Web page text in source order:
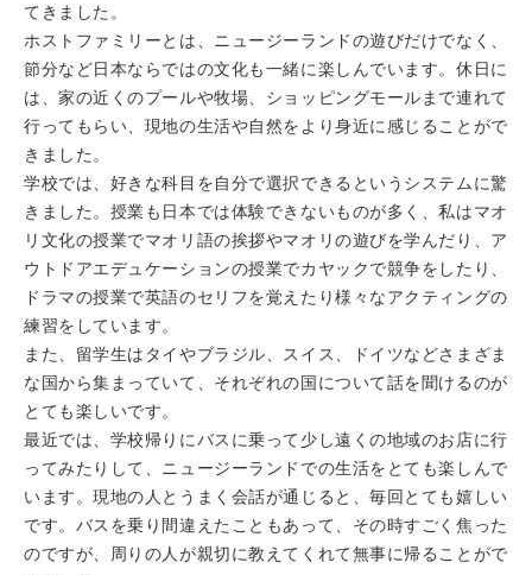
てきました。
ホストファミリーとは、ニュージーランドの遊びだけでなく、
節分など日本ならではの文化も一緒に楽しんでいます。休日に
は、家の近くのプールや牧場、ショッピングモールまで連れて
行ってもらい、現地の生活や自然をより身近に感じることがで
きました。
学校では、好きな科目を自分で選択できるというシステムに驚
きました。授業も日本では体験できないものが多く、私はマオ
リ文化の授業でマオリ語の挨拶やマオリの遊びを学んだり、ア
ウトドアエデュケーションの授業でカヤックで競争をしたり、
ドラマの授業で英語のセリフを覚えたり様々なアクティングの
練習をしています。
また、留学生はタイやブラジル、スイス、ドイツなどさまざま
な国から集まっていて、それぞれの国について話を聞けるのが
とても楽しいです。
最近では、学校帰りにバスに乗って少し遠くの地域のお店に行
ってみたりして、ニュージーランドでの生活をとても楽しんで
います。現地の人とうまく会話が通じると、毎回とても嬉しい
です。バスを乗り間違えたこともあって、その時すごく焦った
のですが、周りの人が親切に教えてくれて無事に帰ることがで